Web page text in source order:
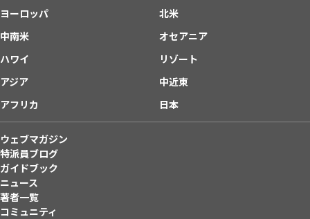
ヨーロッパ
北米
中南米
オセアニア
ハワイ
リゾート
アジア
中近東
アフリカ
日本
ウェブマガジン
特派員ブログ
ガイドブック
ニュース
著者一覧
コミュニティ